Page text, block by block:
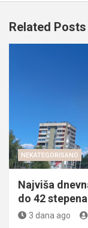
Related Posts
NEKATEGORISANO
Najviša
do 42 stepena
3 dana ago